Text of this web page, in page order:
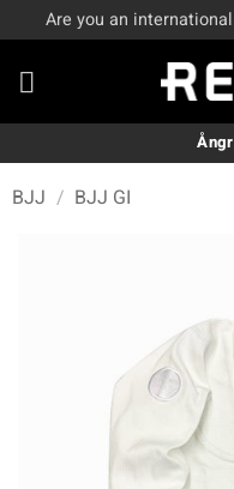
to
content
Are you an
BJJ / BJJ GI